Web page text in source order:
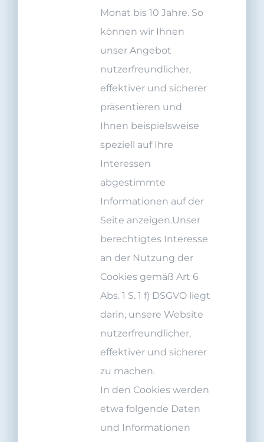
Monat bis 10 Jahre. So
können wir Ihnen
unser Angebot
nutzerfreundlicher,
effektiver und sicherer
präsentieren und
Ihnen beispielsweise
speziell auf Ihre
Interessen
abgestimmte
Informationen auf der
Seite anzeigen.Unser
berechtigtes Interesse
an der Nutzung der
Cookies gemäß Art 6
Abs. 1 S. 1 f) DSGVO liegt
darin, unsere Website
nutzerfreundlicher,
effektiver und sicherer
zu machen.
In den Cookies werden
etwa folgende Daten
und Informationen